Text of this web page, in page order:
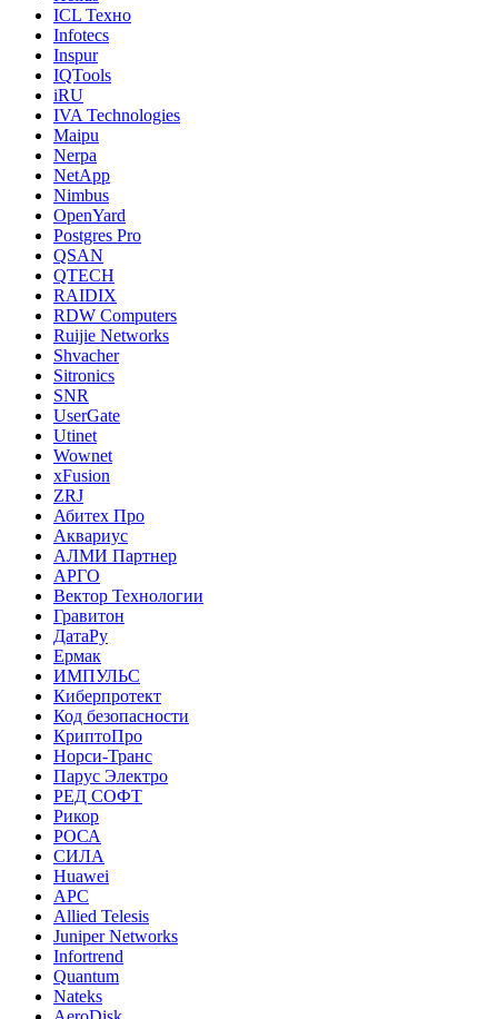
ICL Техно
Infotecs
Inspur
IQTools
iRU
IVA Technologies
Maipu
Nerpa
NetApp
Nimbus
OpenYard
Postgres Pro
QSAN
QTECH
RAIDIX
RDW Computers
Ruijie Networks
Shvacher
Sitronics
SNR
UserGate
Utinet
Wownet
xFusion
ZRJ
Абитех Про
Аквариус
АЛМИ Партнер
АРГО
Вектор Технологии
Гравитон
ДатаРу
Ермак
ИМПУЛЬС
Киберпротект
Код безопасности
КриптоПро
Норси-Транс
Парус Электро
РЕД СОФТ
Рикор
РОСА
СИЛА
Huawei
APC
Allied Telesis
Juniper Networks
Infortrend
Quantum
Nateks